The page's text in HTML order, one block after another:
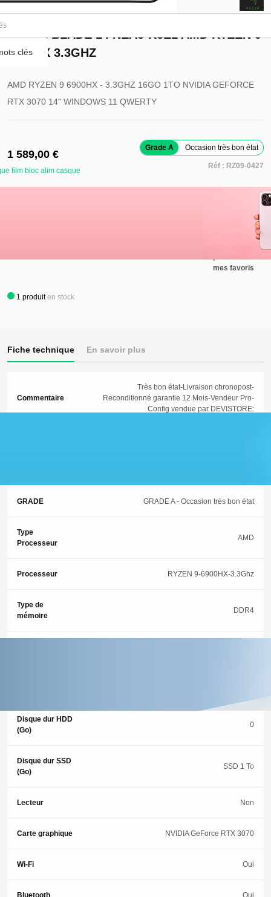
clés
film bloc alim casque
RAZER BLADE 14 NEA3-R3E1 AMD RYZEN 9
6900HX 3.3GHZ
AMD RYZEN 9 6900HX - 3.3GHZ 16GO 1TO NVIDIA GEFORCE
RTX 3070 14" WINDOWS 11 QWERTY
1 589,00 €
Grade A Occasion très bon état
Réf : RZ09-0427
mes favoris
1 produit en stock
Fiche technique En savoir plus
Commentaire
Très bon état-Livraison chronopost-
Reconditionné garantie 12 Mois-Vendeur Pro-
Config vendue par DEVISTORE:
GRADE GRADE A - Occasion très bon état
Type
Processeur
AMD
Processeur RYZEN 9-6900HX-3.3Ghz
Type de
mémoire
DDR4
Disque dur HDD
(Go)
0
Disque dur SSD
(Go)
SSD 1 To
Lecteur Non
Carte graphique NVIDIA GeForce RTX 3070
Wi-Fi Oui
Bluetooth Oui